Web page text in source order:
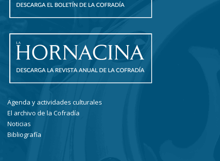
Agenda y actividades culturales
El archivo de la Cofradía
Noticias
Bibliografía